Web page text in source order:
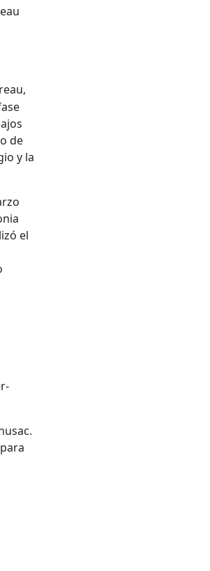
de
y la
el